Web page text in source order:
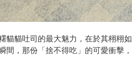
貓貓吐司的最大魅力，在於其栩栩
間，那份「捨不得吃」的可愛衝擊